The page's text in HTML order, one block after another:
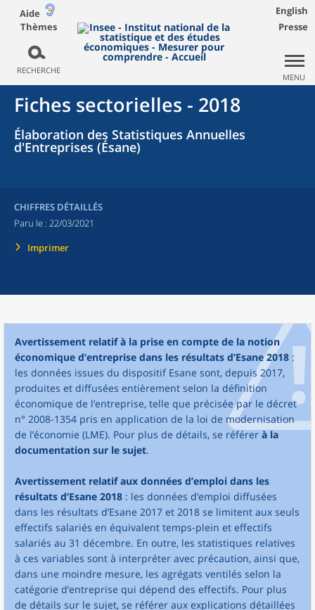
Aide
Thèmes
RECHERCHE
English
Presse
MENU
Fiches sectorielles - 2018
Élaboration des Statistiques Annuelles
d'Entreprises (Ésane)
CHIFFRES DÉTAILLÉS
Paru le : 22/03/2021
Imprimer
Avertissement relatif à la prise en compte de la notion
économique d’entreprise dans les résultats d’Esane 2018 :
les données issues du dispositif Esane sont, depuis 2017,
produites et diffusées entièrement selon la définition
économique de l’entreprise, telle que précisée par le décret
n° 2008-1354 pris en application de la loi de modernisation
de l’économie (LME). Pour plus de détails, se référerà la
documentation sur le sujet.
Avertissement relatif aux données d’emploi dans les
résultats d’Esane 2018 : les données d’emploi diffusées
dans les résultats d’Esane 2017 et 2018 se limitent aux seuls
effectifs salariés en équivalent temps-plein et effectifs
salariés au 31 décembre. En outre, les statistiques relatives
à ces variables sont à interpréter avec précaution, ainsi que,
dans une moindre mesure, les agrégats ventilés selon la
catégorie d’entreprise qui dépend des effectifs. Pour plus
de détails sur le sujet, se référer aux explications détaillées